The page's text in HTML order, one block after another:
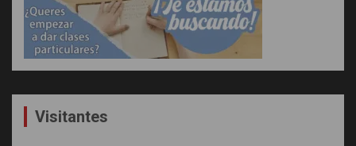
Visitantes